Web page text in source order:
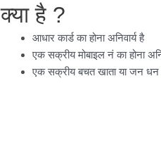
क्या है ?
आधार कार्ड का होना अनिवार्य है
एक सक्रीय मोबाइल नं का होना
एक सक्रीय बचत खाता या जन धन